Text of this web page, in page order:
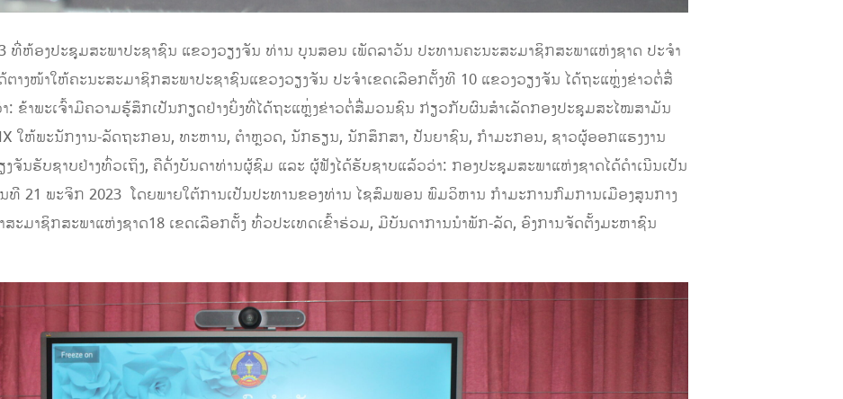
ທີ່ຫ້ອງປະຊຸມສະພາປະຊາຊົນ ແຂວງວຽງຈັນ ທ່ານ ບຸນສອນ ເພັດລາວັນ ປະທານຄະນະສະມາຊິກສະພາແຫ່ງຊາດ ປະຈໍາ
າງໜ້າໃຫ້ຄະນະສະມາຊິກສະພາປະຊາຊົນແຂວງວຽງຈັນ ປະຈໍາເຂດເລືອກຕັ້ງທີ 10 ແຂວງວຽງຈັນ ໄດ້ຖະແຫຼ່ງຂ່າວຕໍ່ສື່
: ຂ້າພະເຈົ້າມີຄວາມຮູ້ສຶກເປັນກຽດຢ່າງຍິ່ງທີ່ໄດ້ຖະແຫຼ່ງຂ່າວຕໍ່ສື່ມວນຊົນ ກ່ຽວກັບຜົນສໍາເລັດກອງປະຊຸມສະໄໝສາມັນ
ໃຫ້ພະນັກງານ-ລັດຖະກອນ, ທະຫານ, ຕໍາຫຼວດ, ນັກຮຽນ, ນັກສຶກສາ, ປັນຍາຊົນ, ກໍາມະກອນ, ຊາວຜູ້ອອກແຮງງານ
ຈັນຮັບຊາບຢ່າງທົ່ວເຖິງ, ຄືດັ່ງບັນດາທ່ານຜູ້ຊົມ ແລະ ຜູ້ຟັງໄດ້ຮັບຊາບແລ້ວວ່າ: ກອງປະຊຸມສະພາແຫ່ງຊາດໄດ້ດໍາເນີນເປັນ
ທີ 21 ພະຈິກ 2023 ໂດຍພາຍໃຕ້ການເປັນປະທານຂອງທ່ານ ໄຊສົມພອນ ພົມວິຫານ ກໍາມະການກົມການເມືອງສູນກາງ
ະມາຊິກສະພາແຫ່ງຊາດ18 ເຂດເລືອກຕັ້ງ ທົ່ວປະເທດເຂົ້າຮ່ວມ, ມີບັນດາການນໍາພັກ-ລັດ, ອົງການຈັດຕັ້ງມະຫາຊົນ